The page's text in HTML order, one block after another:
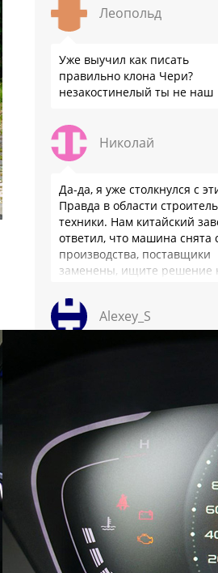
Леопольд
Уже выучил как писать
правильно клона Чери?
незакостинелый ты не наш
Николай
Да-да, я уже столкнулся с
Правда в области
техники. Нам китайский
ответил, что машина снята
производства, поставщики
заменены, ищите решение
официальном бланке …
Alexey_S
Николай
Да где ж вы такие трассы
находите и как по ним
2.0 л тойоты не хватает? У
казённая машина Октаха с
АКП с 110 л.с.. …